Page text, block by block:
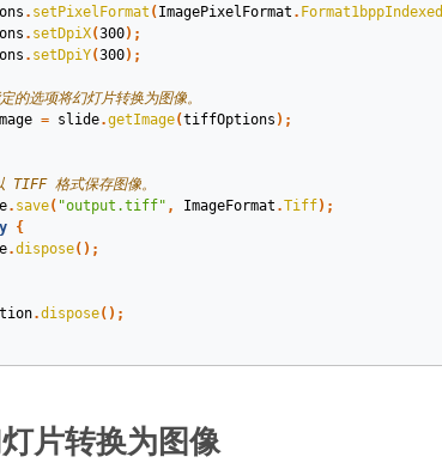
. setPixelFormat ( ImagePixelFormat . Format1bppIndexed
. setDpiX(300);
. setDpiY(300);
选项将幻灯片转换为图像。
= slide.getImage(tiffOptions );
格式保存图像。
. save( "output.tiff" , ImageFormat .Tiff);
{
.dispose();
.dispose();
片转换为图像